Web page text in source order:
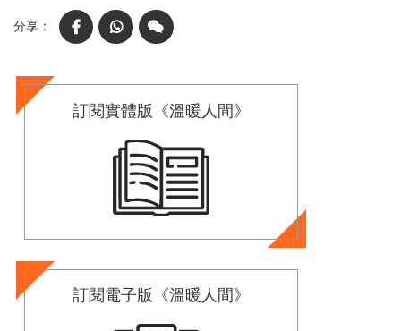
FacebookWhatsAppWeChat
訂閱實體版《溫暖人間》
訂閱電子版《溫暖人間》